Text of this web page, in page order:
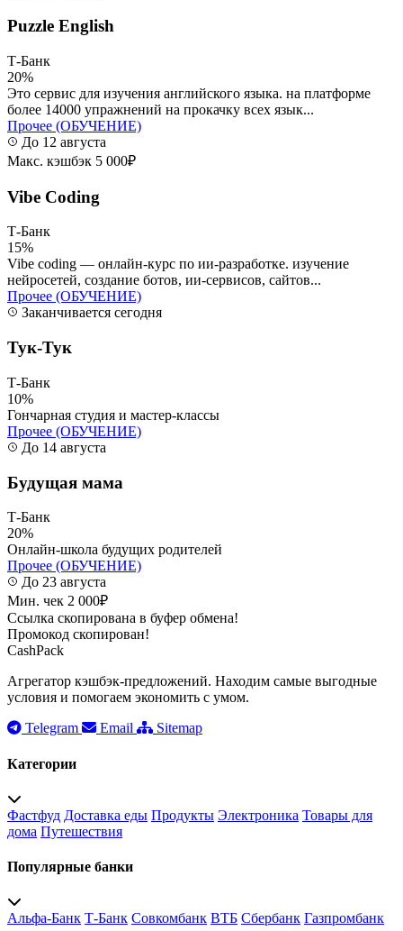
Puzzle English
Т-Банк
20%
Это сервис для изучения английского языка. на платформе
более 14000 упражнений на прокачку всех язык...
Прочее (ОБУЧЕНИЕ)
До 12 августа
Макс. кэшбэк 5 000₽
Vibe Coding
Т-Банк
15%
Vibe coding — онлайн-курс по ии-разработке. изучение
нейросетей, создание ботов, ии-сервисов, сайтов...
Прочее (ОБУЧЕНИЕ)
Заканчивается сегодня
Тук-Тук
Т-Банк
10%
Гончарная студия и мастер-классы
Прочее (ОБУЧЕНИЕ)
До 14 августа
Будущая мама
Т-Банк
20%
Онлайн-школа будущих родителей
Прочее (ОБУЧЕНИЕ)
До 23 августа
Мин. чек 2 000₽
Ссылка скопирована в буфер обмена!
Промокод скопирован!
CashPack
Агрегатор кэшбэк-предложений. Находим самые выгодные
условия и помогаем экономить с умом.
Telegram
Email Sitemap
Категории
Фастфуд Доставка еды Продукты Электроника Товары для
дома Путешествия
Популярные банки
Альфа-Банк Т-Банк Совкомбанк ВТБ Сбербанк Газпромбанк